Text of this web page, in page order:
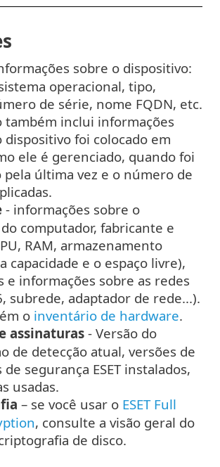
sobre o dispositivo:
operacional, tipo,
de série, nome FQDN, etc.
também inclui informações
dispositivo foi colocado em
ele é gerenciado, quando foi
pela última vez e o número de
- informações sobre o
computador, fabricante e
RAM, armazenamento
capacidade e o espaço livre),
e informações sobre as redes
subrede, adaptador de rede...).
o inventário de hardware.
assinaturas - Versão do
de detecção atual, versões de
segurança ESET instalados,
usadas.
– se você usar o ESET Full
, consulte a visão geral do
de disco.